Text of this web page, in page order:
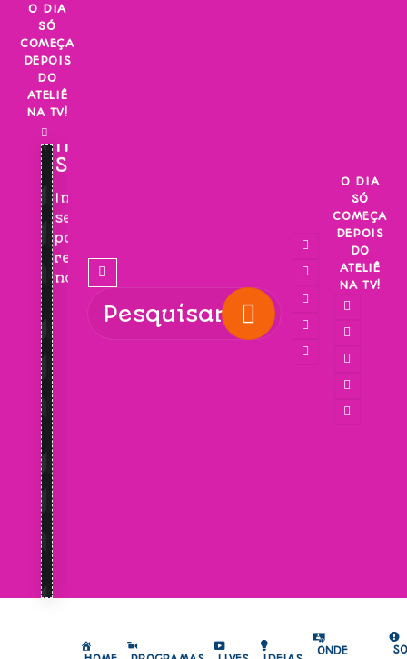
Skip
content
O DIA
SÓ
COMEÇA
DEPOIS
DO
ATELIÊ
NA TV!
INSCREVA-
SE!
Inscreva-
se
para
receber
novidades!
O DIA
SÓ
COMEÇA
DEPOIS
DO
ATELIÊ
NA TV!
ONDE